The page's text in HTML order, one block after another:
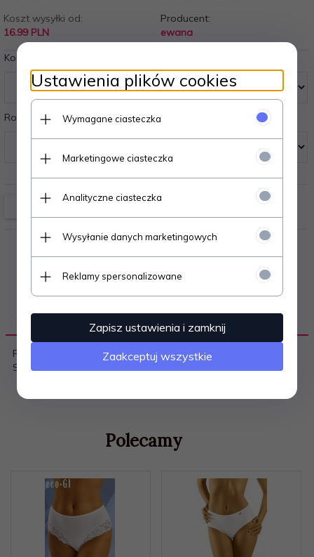
Koszt wysyłki od:
16.99 PLN
Producent:
ewana
Kolory:
Rozmiary:
OPIS PRODUKTU
Figi damskie - z delikatnego tiulu ozdobionego koronką
Skład: 89% poliamid, 11% elastan
Polecamy
Ustawienia plików cookies
Wymagane ciasteczka
Marketingowe ciasteczka
Analityczne ciasteczka
Wysyłanie danych marketingowych
Reklamy spersonalizowane
Zapisz ustawienia i zamknij
Zaakceptuj wszystkie